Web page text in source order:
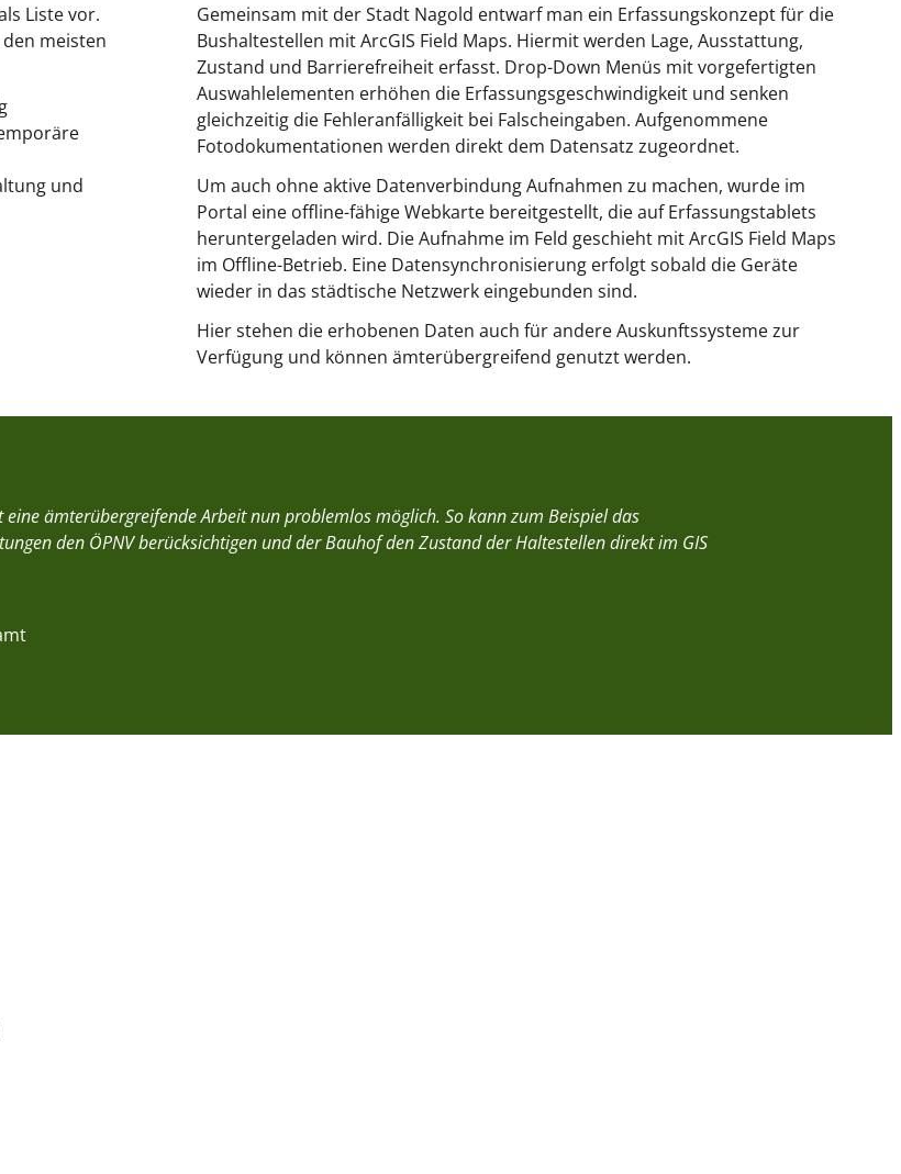
Liste vor.
meisten
und
Gemeinsam mit der Stadt Nagold entwarf man ein Erfassungskonzept für die
Bushaltestellen mit ArcGIS Field Maps. Hiermit werden Lage, Ausstattung,
Zustand und Barrierefreiheit erfasst. Drop-Down Menüs mit vorgefertigten
Auswahlelementen erhöhen die Erfassungsgeschwindigkeit und senken
gleichzeitig die Fehleranfälligkeit bei Falscheingaben. Aufgenommene
Fotodokumentationen werden direkt dem Datensatz zugeordnet.
Um auch ohne aktive Datenverbindung Aufnahmen zu machen, wurde im
Portal eine offline-fähige Webkarte bereitgestellt, die auf Erfassungstablets
heruntergeladen wird. Die Aufnahme im Feld geschieht mit ArcGIS Field Maps
im Offline-Betrieb. Eine Datensynchronisierung erfolgt sobald die Geräte
wieder in das städtische Netzwerk eingebunden sind.
Hier stehen die erhobenen Daten auch für andere Auskunftssysteme zur
Verfügung und können ämterübergreifend genutzt werden.
ämterübergreifende Arbeit nun problemlos möglich. So kann zum Beispiel das
den ÖPNV berücksichtigen und der Bauhof den Zustand der Haltestellen direkt im GIS